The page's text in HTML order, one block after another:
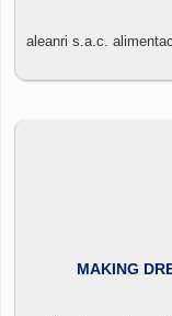
aleanri s.a.c.
MAKING